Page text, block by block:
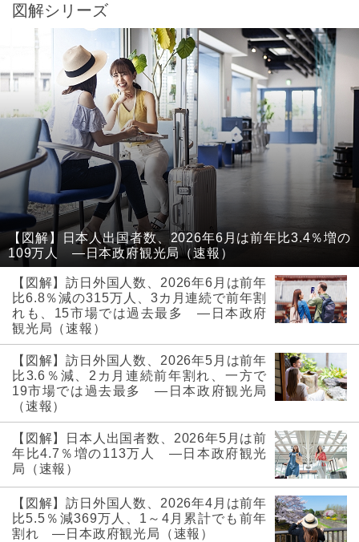
図解シリーズ
【図解】日本人出国者数、2026年6月は前年比3.4％増の
109万人 ―日本政府観光局（速報）
【図解】訪日外国人数、2026年6月は前年
比6.8％減の315万人、3カ月連続で前年割
れも、15市場では過去最多 ―日本政府
観光局（速報）
【図解】訪日外国人数、2026年5月は前年
比3.6％減、2カ月連続前年割れ、一方で
19市場では過去最多 ―日本政府観光局
（速報）
【図解】日本人出国者数、2026年5月は前
年比4.7％増の113万人 ―日本政府観光
局（速報）
【図解】訪日外国人数、2026年4月は前年
比5.5％減369万人、1～4月累計でも前年
割れ ―日本政府観光局（速報）